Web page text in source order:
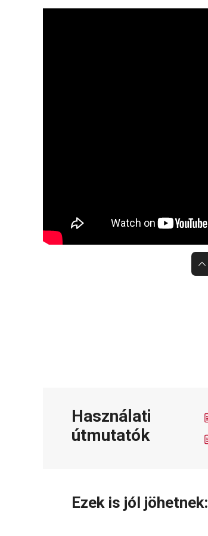
Használati
útmutatók
Ezek is jól jöhetnek: